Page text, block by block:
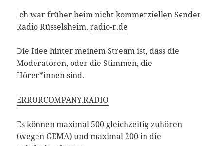
Ich war früher beim nicht kommerziellen Sender
Radio Rüsselsheim.radio-r.de
Die Idee hinter meinem Stream ist, dass die
Moderatoren, oder die Stimmen, die
Hörer*innen sind.
ERRORCOMPANY.RADIO
Es können maximal 500 gleichzeitig zuhören
(wegen GEMA) und maximal 200 in die